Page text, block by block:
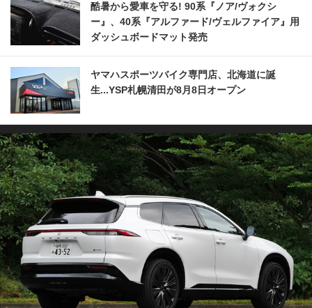
酷暑から愛車を守る! 90系『ノア/ヴォクシ
ー』、40系『アルファード/ヴェルファイア』用
ダッシュボードマット発売
ヤマハスポーツバイク専門店、北海道に誕
生...YSP札幌清田が8月8日オープン